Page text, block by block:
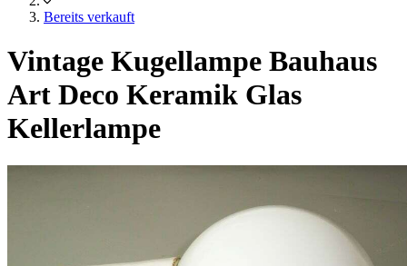
Bereits verkauft
Vintage Kugellampe Bauhaus
Art Deco Keramik Glas
Kellerlampe